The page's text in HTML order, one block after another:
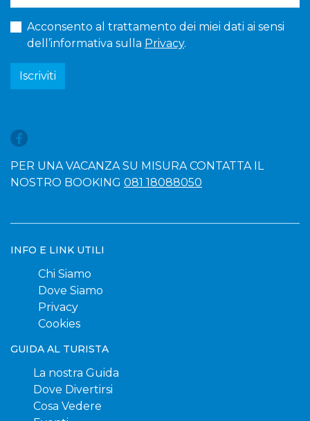
Acconsento al trattamento dei miei dati ai sensi
dell’informativa sulla Privacy.
Iscriviti
PER UNA VACANZA SU MISURA CONTATTA IL
NOSTRO BOOKING 081 18088050
INFO E LINK UTILI
Chi Siamo
Dove Siamo
Privacy
Cookies
GUIDA AL TURISTA
La nostra Guida
Dove Divertirsi
Cosa Vedere